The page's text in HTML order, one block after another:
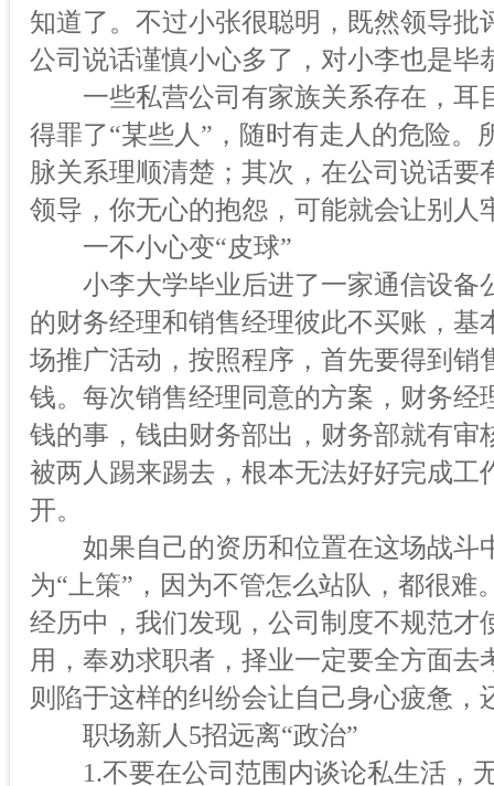
知道了。不过小张很聪明，既然领导
公司说话谨慎小心多了，对小李也是毕
一些私营公司有家族关系存在，耳
得罪了“某些人”，随时有走人的危险
脉关系理顺清楚；其次，在公司说话
领导，你无心的抱怨，可能就会让别人
一不小心变“皮球”
小李大学毕业后进了一家通信设备
的财务经理和销售经理彼此不买账，
场推广活动，按照程序，首先要得到销
钱。每次销售经理同意的方案，财务
钱的事，钱由财务部出，财务部就有
被两人踢来踢去，根本无法好好完成工
开。
如果自己的资历和位置在这场战斗
为“上策”，因为不管怎么站队，都很
经历中，我们发现，公司制度不规范才
用，奉劝求职者，择业一定要全方面
则陷于这样的纠纷会让自己身心疲惫，
职场新人5招远离“政治”
1.不要在公司范围内谈论私生活，